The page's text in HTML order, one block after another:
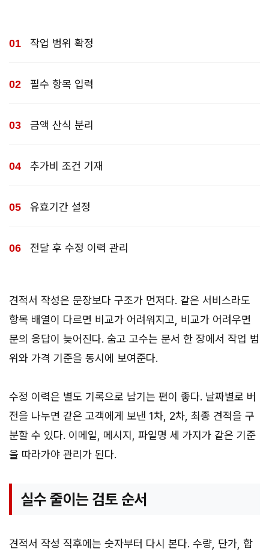
작업 범위 확정
필수 항목 입력
금액 산식 분리
추가비 조건 기재
유효기간 설정
전달 후 수정 이력 관리
견적서 작성은 문장보다 구조가 먼저다. 같은 서비스라도
항목 배열이 다르면 비교가 어려워지고, 비교가 어려우면
문의 응답이 늦어진다. 숨고 고수는 문서 한 장에서 작업 범
위와 가격 기준을 동시에 보여준다.
수정 이력은 별도 기록으로 남기는 편이 좋다. 날짜별로 버
전을 나누면 같은 고객에게 보낸 1차, 2차, 최종 견적을 구
분할 수 있다. 이메일, 메시지, 파일명 세 가지가 같은 기준
을 따라가야 관리가 된다.
실수 줄이는 검토 순서
견적서 작성 직후에는 숫자부터 다시 본다. 수량, 단가, 합